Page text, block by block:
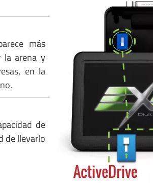
más
la arena y
en la
de
de llevarlo